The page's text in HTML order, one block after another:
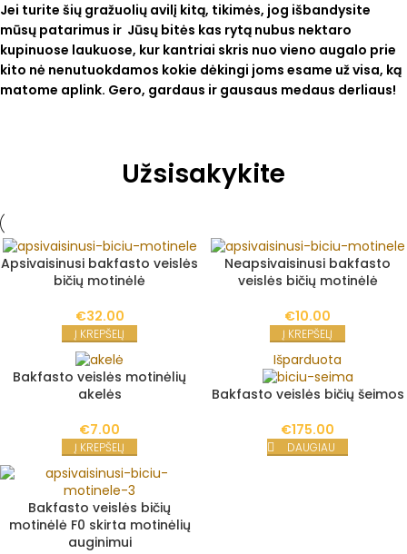
Jei turite šių gražuolių avilį kitą, tikimės, jog išbandysite
mūsų patarimus ir Jūsų bitės kas rytą nubus nektaro
kupinuose laukuose, kur kantriai skris nuo vieno augalo prie
kito nė nenutuokdamos kokie dėkingi joms esame už visa, ką
matome aplink. Gero, gardaus ir gausaus medaus derliaus!
Užsisakykite
Apsivaisinusi bakfasto veislės
bičių motinėlė
€32.00
Į KREPŠELĮ
Neapsivaisinusi bakfasto
veislės bičių motinėlė
€10.00
Į KREPŠELĮ
Bakfasto veislės motinėlių
akelės
€7.00
Į KREPŠELĮ
Išparduota
Bakfasto veislės bičių šeimos
€175.00
DAUGIAU
Bakfasto veislės bičių
motinėlė F0 skirta motinėlių
auginimui